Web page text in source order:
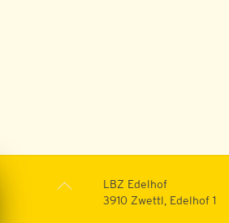
Back
LBZ Edelhof
3910 Zwettl, Edelhof 1